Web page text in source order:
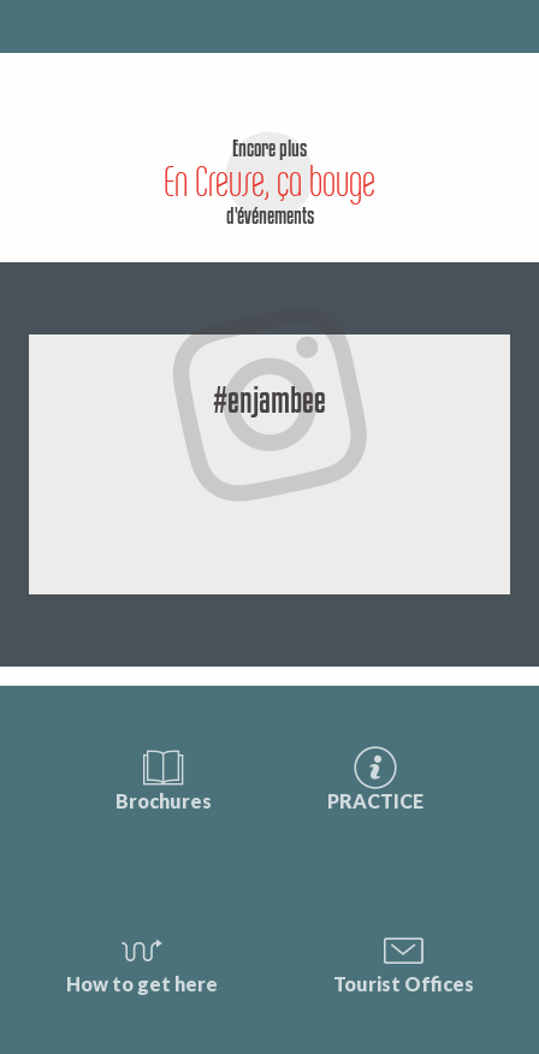
Encore plus
En Creuse, ça bouge
d'événements
#enjambee
Brochures PRACTICE
How to get here Tourist Offices